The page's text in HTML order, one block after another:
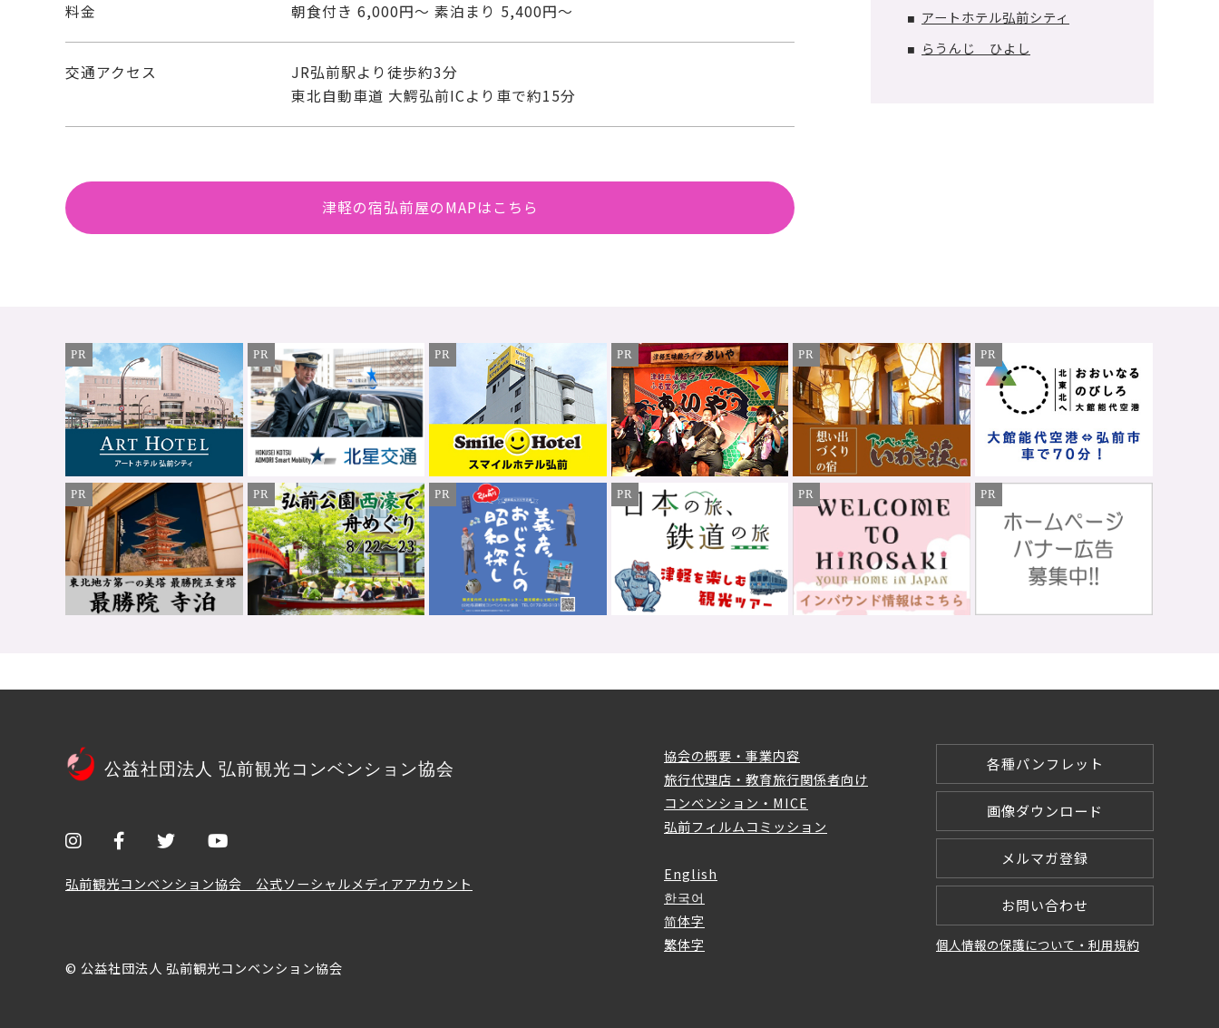
料金 朝食付き 6,000円～ 素泊まり 5,400円～
交通アクセス
JR弘前駅より徒歩約3分
東北自動車道 大鰐弘前ICより車で約15分
津軽の宿弘前屋のMAPはこちら
■ アートホテル弘前シティ
■ らうんじ ひよし
PR PR PR PR PR PR
PR PR PR PR PR PR
公益社団法人 弘前観光コンベンション協会
弘前観光コンベンション協会 公式ソーシャルメディアアカウント
協会の概要・事業内容
旅行代理店・教育旅行関係者向け
コンベンション・MICE
弘前フィルムコミッション
English
한국어
简体字
繁体字
各種パンフレット
画像ダウンロード
メルマガ登録
お問い合わせ
個人情報の保護について・利用規約
© 公益社団法人 弘前観光コンベンション協会